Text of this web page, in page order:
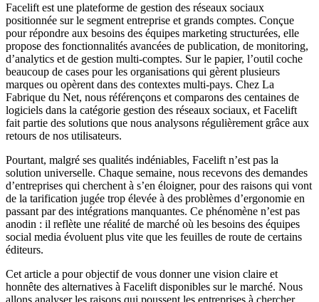
Facelift est une plateforme de gestion des réseaux sociaux
positionnée sur le segment entreprise et grands comptes. Conçue
pour répondre aux besoins des équipes marketing structurées, elle
propose des fonctionnalités avancées de publication, de monitoring,
d’analytics et de gestion multi-comptes. Sur le papier, l’outil coche
beaucoup de cases pour les organisations qui gèrent plusieurs
marques ou opèrent dans des contextes multi-pays. Chez La
Fabrique du Net, nous référençons et comparons des centaines de
logiciels dans la catégorie gestion des réseaux sociaux, et Facelift
fait partie des solutions que nous analysons régulièrement grâce aux
retours de nos utilisateurs.
Pourtant, malgré ses qualités indéniables, Facelift n’est pas la
solution universelle. Chaque semaine, nous recevons des demandes
d’entreprises qui cherchent à s’en éloigner, pour des raisons qui vont
de la tarification jugée trop élevée à des problèmes d’ergonomie en
passant par des intégrations manquantes. Ce phénomène n’est pas
anodin : il reflète une réalité de marché où les besoins des équipes
social media évoluent plus vite que les feuilles de route de certains
éditeurs.
Cet article a pour objectif de vous donner une vision claire et
honnête des alternatives à Facelift disponibles sur le marché. Nous
allons analyser les raisons qui poussent les entreprises à chercher